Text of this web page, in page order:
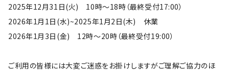
2025年12月31日(火)　10時〜18時（最終受付17:00）
2026年1月1日(水)~2025年1月2日(木)　休業
2026年1月3日(金)　12時〜20時（最終受付19:00）
ご利用の皆様には大変ご迷惑をお掛けしますがご理解ご協力のほ